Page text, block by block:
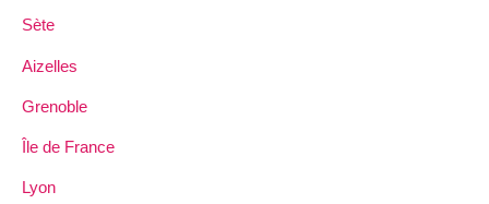
Sète
Aizelles
Grenoble
Île de France
Lyon